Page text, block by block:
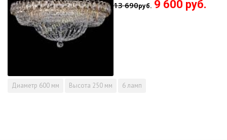
13 690руб. 9 600 руб.
Диаметр 600 мм Высота 250 мм 6 ламп